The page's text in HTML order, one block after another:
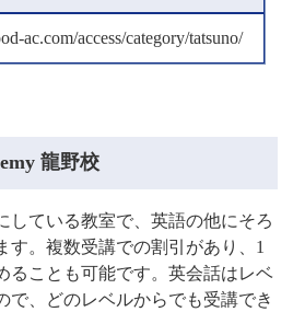
ac.com/access/category/tatsuno/
龍野校
している教室で、英語の他にそろ
す。複数受講での割引があり、1
ることも可能です。英会話はレベ
で、どのレベルからでも受講でき